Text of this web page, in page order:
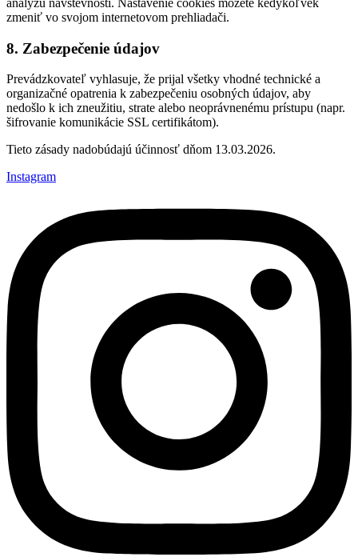
analýzu návštevnosti. Nastavenie cookies môžete kedykoľvek
zmeniť vo svojom internetovom prehliadači.
8. Zabezpečenie údajov
Prevádzkovateľ vyhlasuje, že prijal všetky vhodné technické a
organizačné opatrenia k zabezpečeniu osobných údajov, aby
nedošlo k ich zneužitiu, strate alebo neoprávnenému prístupu (napr.
šifrovanie komunikácie SSL certifikátom).
Tieto zásady nadobúdajú účinnosť dňom 13.03.2026.
Instagram